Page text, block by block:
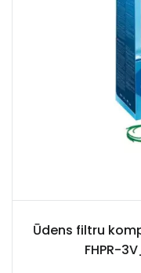
Ūdens filtru
FHPR-